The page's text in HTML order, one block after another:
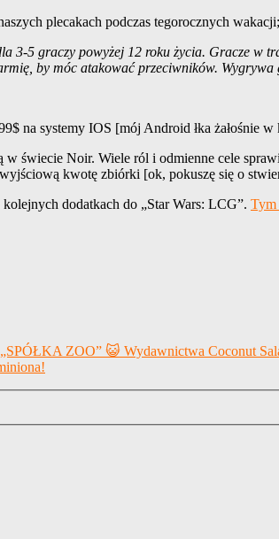
plecakach podczas tegorocznych
3-5 graczy powyżej 12 roku życia. Gracze
by móc atakować przeciwników.
na systemy IOS [mój Android łka żałośnie
świecie Noir. Wiele ról i odmienne cele
kwotę zbiórki [ok, pokuszę się o
dodatkach do „Star Wars: LCG”. Tym
ZOO” 😺 Wydawnictwa Coconut